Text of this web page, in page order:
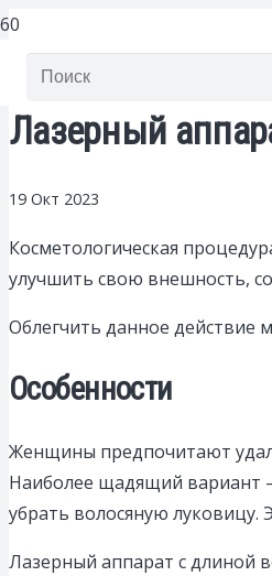
Лазерный
19 Окт 2023
Косметологическая
улучшить свою внешность,
Облегчить данное действие
Особенности
Женщины предпочитают
Наиболее щадящий вариант
убрать волосяную
Лазерный аппарат с длиной